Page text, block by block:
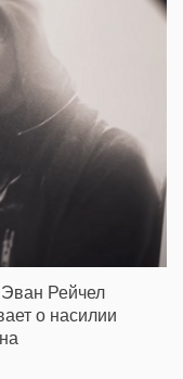
Рейчел
о насилии